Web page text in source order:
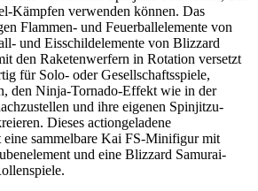
Kämpfen verwenden können. Das
Flammen- und Feuerballelemente von
und Eisschildelemente von Blizzard
den Raketenwerfern in Rotation versetzt
für Solo- oder Gesellschaftsspiele,
den Ninja-Tornado-Effekt wie in der
und ihre eigenen Spinjitzu-
Dieses actiongeladene
eine sammelbare Kai FS-Minifigur mit
und eine Blizzard Samurai-